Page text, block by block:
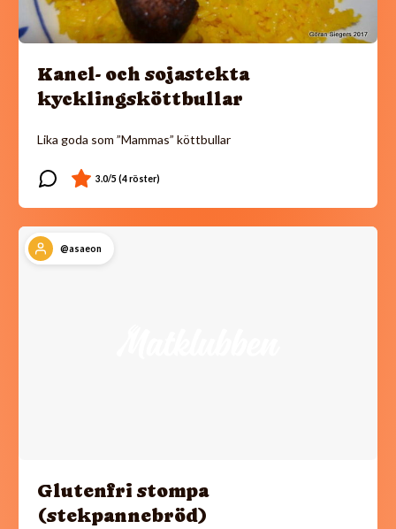
Kanel- och sojastekta
kycklingsköttbullar
Lika goda som ”Mammas” köttbullar
@asaeon
Glutenfri stompa
(stekpannebröd)